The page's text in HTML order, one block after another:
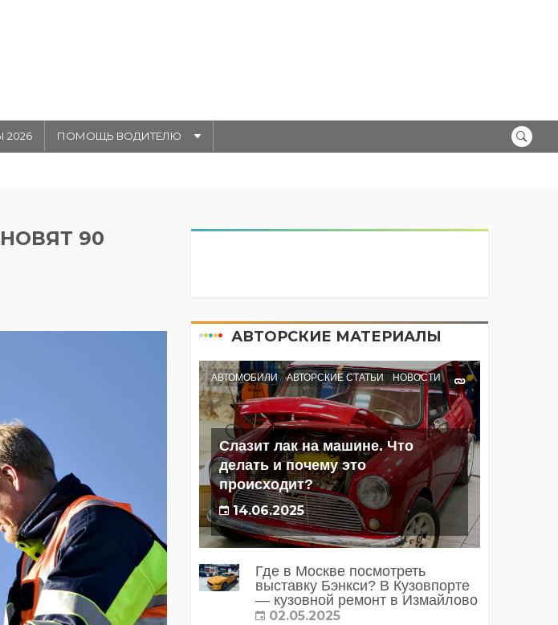
ПОМОЩЬ ВОДИТЕЛЮ
90
АВТОРСКИЕ МАТЕРИАЛЫ
АВТОМОБИЛИ АВТОРСКИЕ СТАТЬИ НОВОСТИ
Слазит лак на машине. Что
делать и почему это
происходит?
14.06.2025
Где в Москве посмотреть
выставку Бэнкси? В Кузовпорте
— кузовной ремонт в Измайлово
02.05.2025